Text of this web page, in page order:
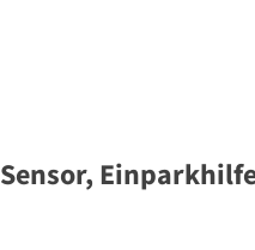
Sensor,